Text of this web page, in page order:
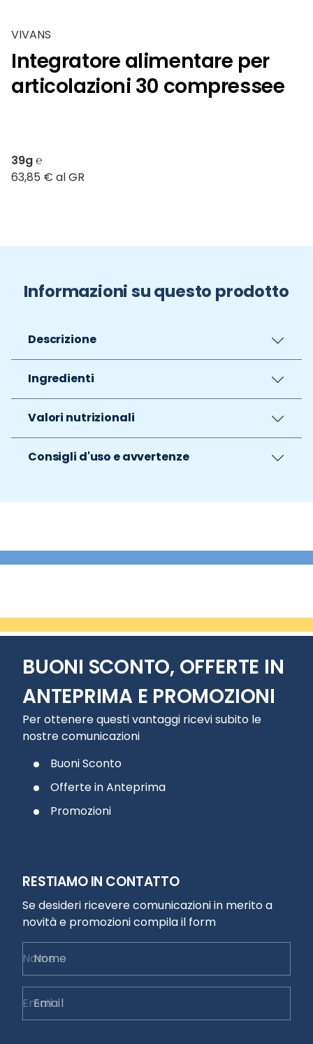
VIVANS
Integratore alimentare per
articolazioni 30 compressee
39g ℮
63,85 € al GR
Informazioni su questo prodotto
Descrizione
Ingredienti
Valori nutrizionali
Consigli d'uso e avvertenze
BUONI SCONTO, OFFERTE IN
ANTEPRIMA E PROMOZIONI
Per ottenere questi vantaggi ricevi subito le
nostre comunicazioni
Buoni Sconto
Offerte in Anteprima
Promozioni
RESTIAMO IN CONTATTO
Se desideri ricevere comunicazioni in merito a
novità e promozioni compila il form
Nome
Email